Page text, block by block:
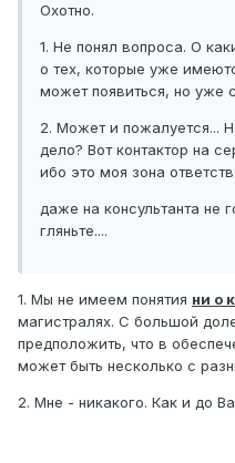
Охотно.
1. Не понял вопроса. О
о тех, которые уже
может появиться, но уже
2. Может и пожалуется...
дело? Вот контактор на
ибо это моя зона
даже на консультанта не
гляньте....
1. Мы не имеем понятия ни о
магистралях. С большой
предположить, что в
может быть несколько с
2. Мне - никакого. Как и до